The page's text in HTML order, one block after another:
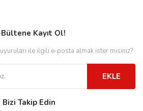
Kayıt Ol!
ile ilgili e-posta almak ister misiniz?
EKLE
Bizi Takip Edin